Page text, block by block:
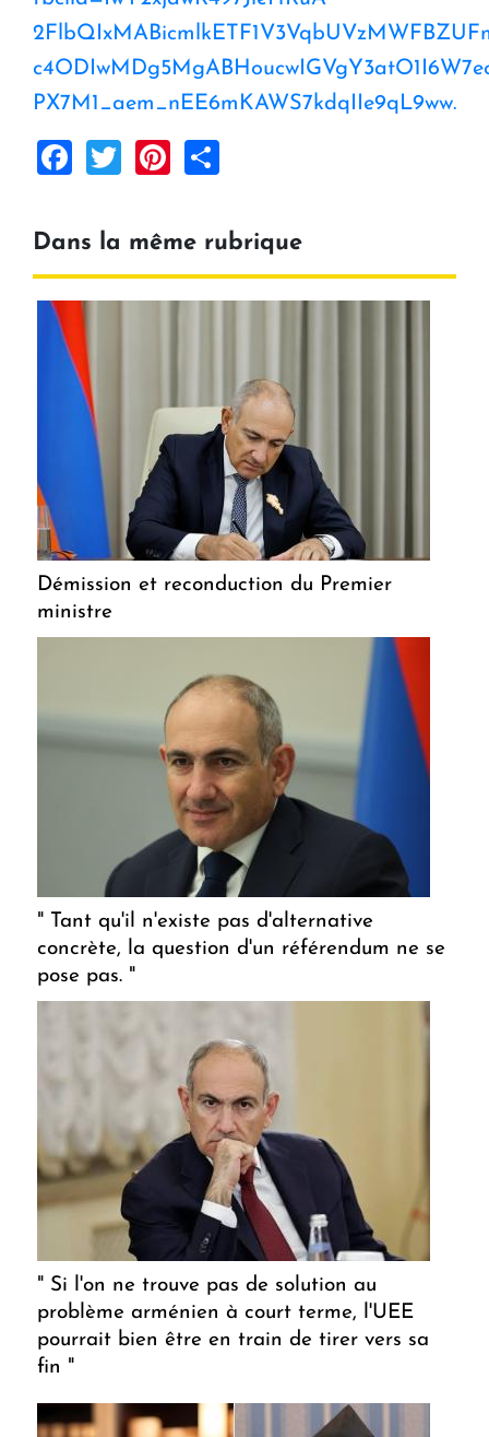
PX7M1_aem_nEE6mKAWS7kdqIIe9qL9ww.
Facebook
TwitterPinterest
Dans la même rubrique
Démission et reconduction du Premier
ministre
" Tant qu'il n'existe pas d'alternative
concrète, la question d'un référendum ne se
pose pas. "
" Si l'on ne trouve pas de solution au
problème arménien à court terme, l'UEE
pourrait bien être en train de tirer vers sa
fin "